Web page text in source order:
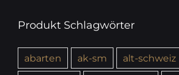
Produkt Schlagwörter
abarten ak-sm
alt-schweiz